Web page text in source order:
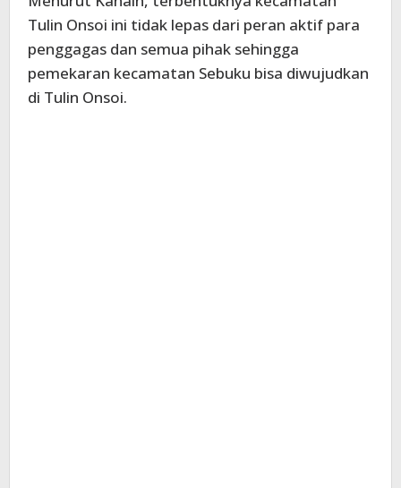
Tulin Onsoi ini tidak lepas dari peran aktif para
penggagas dan semua pihak sehingga
pemekaran kecamatan Sebuku bisa diwujudkan
di Tulin Onsoi.